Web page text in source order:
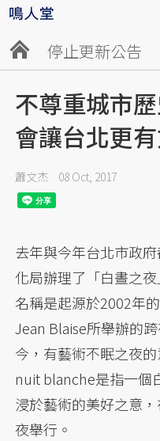
停止更新公告
不尊重城市
會讓台北更
蕭文杰 08 Oct, 2017
去年與今年台北市政
化局辦理了「白晝之
名稱是起源於2002年
Jean Blaise所舉辦的
今，有藝術不眠之夜
nuit blanche是指一個
浸於藝術的美好之意
夜舉行。